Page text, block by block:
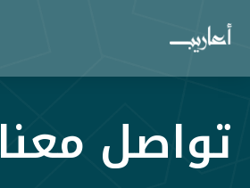
تواصل معنا